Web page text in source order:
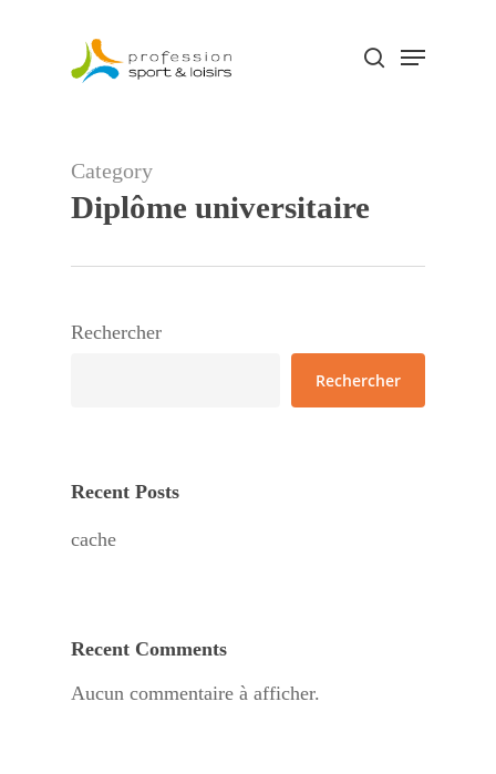
search
Menu
Category
Diplôme universitaire
Rechercher
Rechercher
Recent Posts
cache
Recent Comments
Aucun commentaire à afficher.